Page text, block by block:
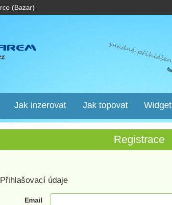
(Bazar)
Jak inzerovat Jak topovat Widget
Registrace
Přihlašovací údaje
Email